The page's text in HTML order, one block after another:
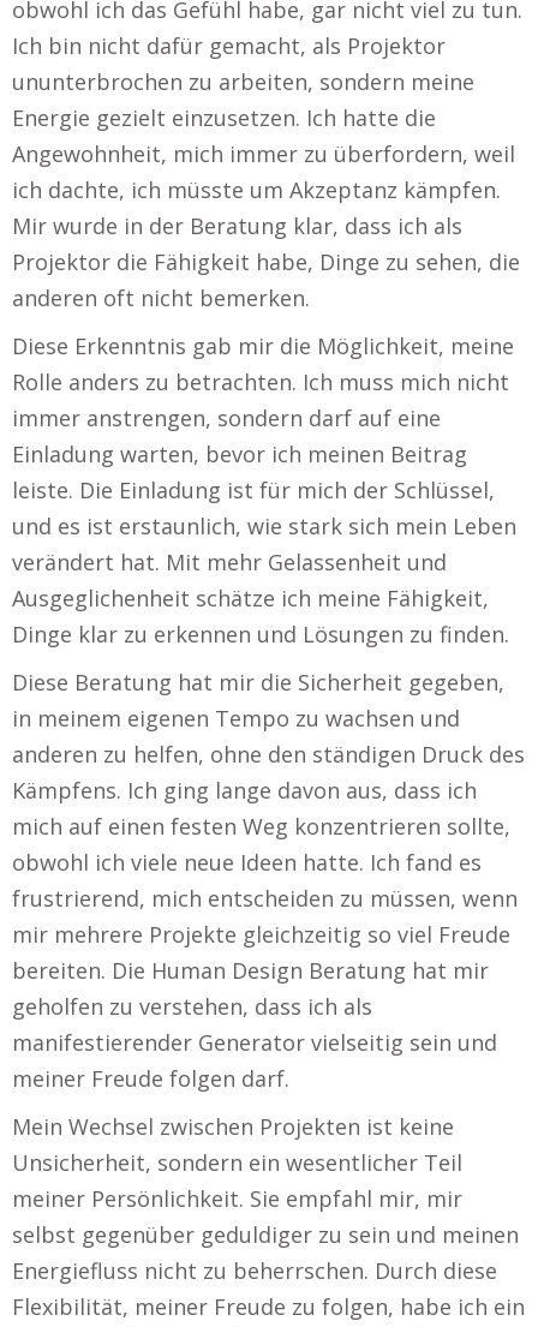
obwohl ich das Gefühl habe, gar nicht viel zu tun.
Ich bin nicht dafür gemacht, als Projektor
ununterbrochen zu arbeiten, sondern meine
Energie gezielt einzusetzen. Ich hatte die
Angewohnheit, mich immer zu überfordern, weil
ich dachte, ich müsste um Akzeptanz kämpfen.
Mir wurde in der Beratung klar, dass ich als
Projektor die Fähigkeit habe, Dinge zu sehen, die
anderen oft nicht bemerken.
Diese Erkenntnis gab mir die Möglichkeit, meine
Rolle anders zu betrachten. Ich muss mich nicht
immer anstrengen, sondern darf auf eine
Einladung warten, bevor ich meinen Beitrag
leiste. Die Einladung ist für mich der Schlüssel,
und es ist erstaunlich, wie stark sich mein Leben
verändert hat. Mit mehr Gelassenheit und
Ausgeglichenheit schätze ich meine Fähigkeit,
Dinge klar zu erkennen und Lösungen zu finden.
Diese Beratung hat mir die Sicherheit gegeben,
in meinem eigenen Tempo zu wachsen und
anderen zu helfen, ohne den ständigen Druck des
Kämpfens. Ich ging lange davon aus, dass ich
mich auf einen festen Weg konzentrieren sollte,
obwohl ich viele neue Ideen hatte. Ich fand es
frustrierend, mich entscheiden zu müssen, wenn
mir mehrere Projekte gleichzeitig so viel Freude
bereiten. Die Human Design Beratung hat mir
geholfen zu verstehen, dass ich als
manifestierender Generator vielseitig sein und
meiner Freude folgen darf.
Mein Wechsel zwischen Projekten ist keine
Unsicherheit, sondern ein wesentlicher Teil
meiner Persönlichkeit. Sie empfahl mir, mir
selbst gegenüber geduldiger zu sein und meinen
Energiefluss nicht zu beherrschen. Durch diese
Flexibilität, meiner Freude zu folgen, habe ich ein